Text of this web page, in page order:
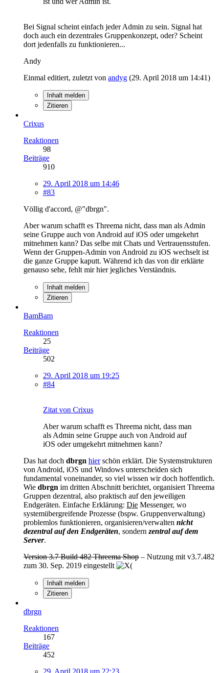
Bei Signal scheint einfach jeder Admin zu sein. Signal hat
doch auch ein dezentrales Gruppenkonzept, oder? Scheint
dort jedenfalls zu funktionieren...
Andy
Einmal editiert, zuletzt von andyg (29. April 2018 um 14:41)
Inhalt melden
Zitieren
Crixus
Reaktionen
98
Beiträge
910
29. April 2018 um 14:46
#83
Völlig d'accord, @"dbrgn".
Aber warum schafft es Threema nicht, dass man als Admin
seine Gruppe auch von Android auf iOS oder umgekehrt
mitnehmen kann? Das selbe mit Chats und Vertrauensstufen.
Wenn der Gruppen-Admin von Android zu iOS wechselt ist
die ganze Gruppe kaputt. Während ich das von dir erklärte
genauso sehe, fehlt mir hier jegliches Verständnis.
Inhalt melden
Zitieren
BamBam
Reaktionen
25
Beiträge
502
29. April 2018 um 19:25
#84
Zitat von Crixus
Aber warum schafft es Threema nicht, dass man
als Admin seine Gruppe auch von Android auf
iOS oder umgekehrt mitnehmen kann?
Das hat doch dbrgn hierschön erklärt. Die Systemstrukturen
von Android, iOS und Windows unterscheiden sich
fundamental voneinander, so viel wissen wir doch hoffentlich.
Wie dbrgn im dritten Abschnitt berichtet, organisiert Threema
Gruppen dezentral, also praktisch auf den jeweiligen
Endgeräten. Einfache Erklärung: Die Messenger, wo
systemübergreifende Prozesse (bspw. Gruppenverwaltung)
problemlos funktionieren, organisieren/verwalten nicht
dezentral auf den Endgeräten, sondern zentral auf dem
Server.
Version 3.7 Build 482 Threema Shop – Nutzung mit v3.7.482
zum 30. Sep. 2019 eingestellt
Inhalt melden
Zitieren
dbrgn
Reaktionen
167
Beiträge
452
29. April 2018 um 22:23